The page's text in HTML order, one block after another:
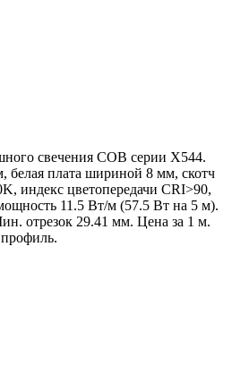
свечения COB серии X544.
белая плата шириной 8 мм, скотч
цветопередачи CRI>90,
11.5 Вт/м (57.5 Вт на 5 м).
отрезок 29.41 мм. Цена за 1 м.
профиль.